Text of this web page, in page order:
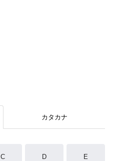
カタカナ
C D E